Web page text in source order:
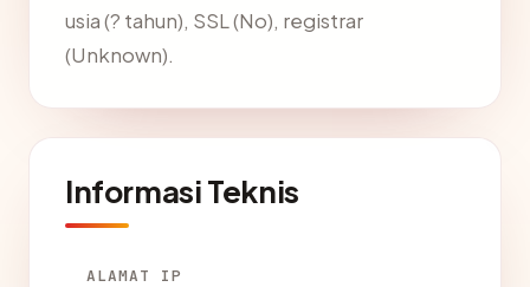
usia (? tahun), SSL (No), registrar
(Unknown).
Informasi Teknis
ALAMAT IP